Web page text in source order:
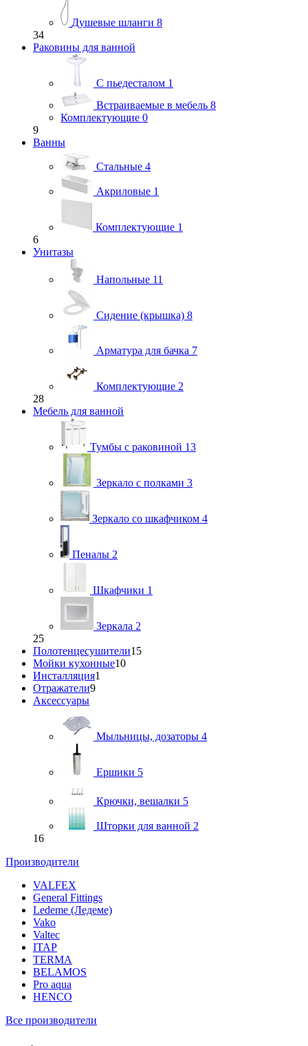
Душевые шланги 8
34
Раковины для ванной
С пьедесталом 1
Встраиваемые в мебель 8
Комплектующие 0
9
Ванны
Стальные 4
Акриловые 1
Комплектующие 1
6
Унитазы
Напольные 11
Сидение (крышка) 8
Арматура для бачка 7
Комплектующие 2
28
Мебель для ванной
Тумбы с раковиной 13
Зеркало с полками 3
Зеркало со шкафчиком 4
Пеналы 2
Шкафчики 1
Зеркала 2
25
Полотенцесушители15
Мойки кухонные10
Инсталляция1
Отражатели9
Аксессуары
Мыльницы, дозаторы 4
Ершики 5
Крючки, вешалки 5
Шторки для ванной 2
16
Производители
VALFEX
General Fittings
Ledeme (Ледеме)
Vako
Valtec
ITAP
TERMA
BELAMOS
Pro aqua
HENCO
Все производители